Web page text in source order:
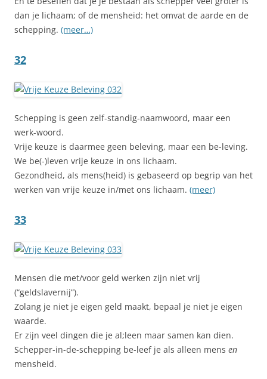
dan je lichaam; of de mensheid: het omvat de aarde en de
schepping. (meer…)
32
Schepping is geen zelf-standig-naamwoord, maar een
werk-woord.
Vrije keuze is daarmee geen beleving, maar een be-leving.
We be(-)leven vrije keuze in ons lichaam.
Gezondheid, als mens(heid) is gebaseerd op begrip van het
werken van vrije keuze in/met ons lichaam. (meer)
33
Mensen die met/voor geld werken zijn niet vrij
(“geldslavernij”).
Zolang je niet je eigen geld maakt, bepaal je niet je eigen
waarde.
Er zijn veel dingen die je al;leen maar samen kan dien.
Schepper-in-de-schepping be-leef je als alleen mens en
mensheid.